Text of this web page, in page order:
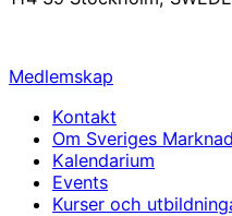
Medlemskap
Kontakt
Om Sveriges
Kalendarium
Events
Kurser och